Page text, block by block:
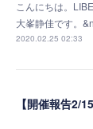
こんにちは。
大峯静佳です。
2020.02.25 02:33